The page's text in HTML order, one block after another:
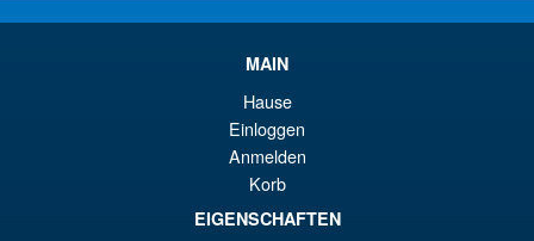
Super Saiyan Son Goku (
Legendary ) Reissue
MAIN
Hause
Einloggen
Anmelden
Korb
EIGENSCHAFTEN